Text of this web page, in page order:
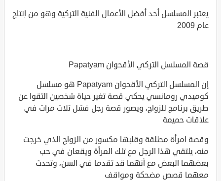
يعتبر المسلسل أحد أفضل الأعمال الفنية التركية وهو من إنتاج
عام 2009
قصة المسلسل التركي الأقحوان Papatyam
إن المسلسل التركي الأقحوان Papatyam هو مسلسل
كوميدي رومانسي يحكي قصة تغير حياة شخصين التقوا عن
طريق برنامج للزواج، ويصور قصة رجل فشل ثلاث مرات في
علاقات حميمة
وقصة امرأة مطلقة وقلبها مكسور من الزواج الذي خرجت
منه، يلتقي هذا الرجل مع تلك المرأة ويقعان في حب
بعضهما البعض مع أنهما قد تقدما في السن، وتحدث
معهما قصص مضحكة ومواقف